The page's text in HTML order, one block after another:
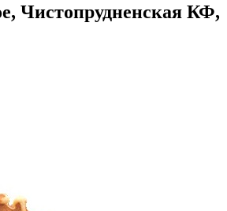
Чистопрудненская КФ,